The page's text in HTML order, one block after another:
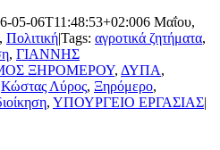
05-06T11:48:53+02:006 Μαΐου,
, Πολιτική|Tags: αγροτικά ζητήματα,
, ΓΙΑΝΝΗΣ
ΞΗΡΟΜΕΡΟΥ, ΔΥΠΑ,
Κώστας Λύρος, Ξηρόμερο,
, ΥΠΟΥΡΓΕΙΟ ΕΡΓΑΣΙΑΣ|